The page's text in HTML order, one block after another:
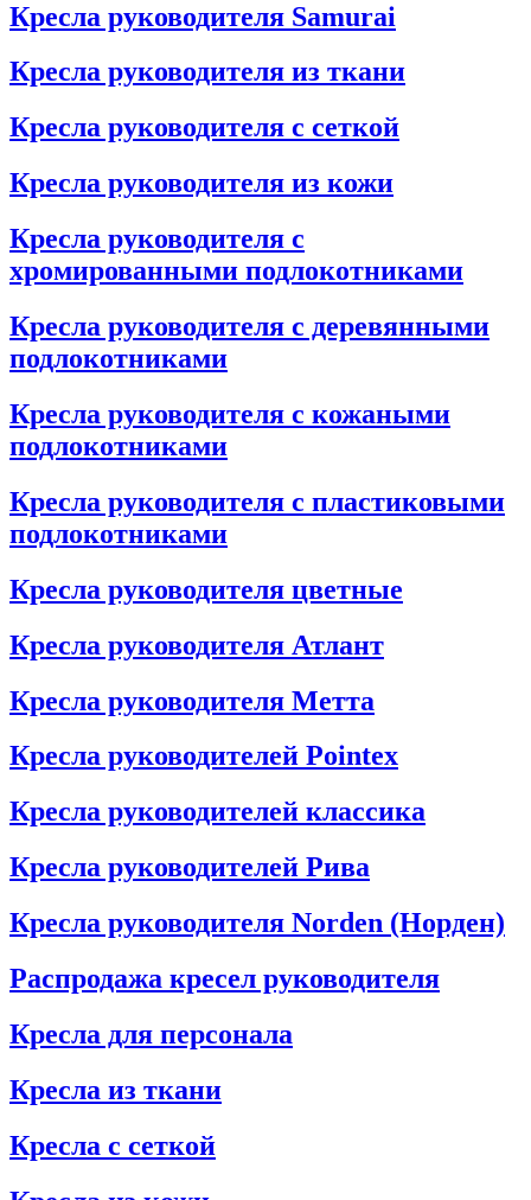
Кресла руководителя Samurai
Кресла руководителя из ткани
Кресла руководителя с сеткой
Кресла руководителя из кожи
Кресла руководителя с
хромированными подлокотниками
Кресла руководителя с деревянными
подлокотниками
Кресла руководителя с кожаными
подлокотниками
Кресла руководителя с пластиковыми
подлокотниками
Кресла руководителя цветные
Кресла руководителя Атлант
Кресла рyководителя Метта
Кресла руководителей Pointex
Кресла руководителей классика
Кресла руководителей Рива
Кресла руководителя Norden (Норден)
Распродажа кресел руководителя
Кресла для персонала
Кресла из ткани
Кресла с сеткой